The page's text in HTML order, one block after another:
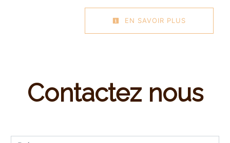
EN SAVOIR PLUS
Contactez nous